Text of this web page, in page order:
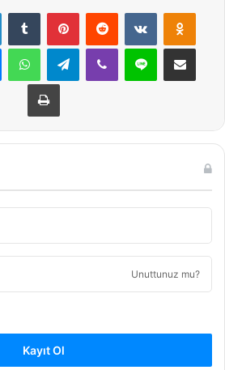
LinkedInTumblr PinterestReddit VKontakte
MessengerWhatsAppTelegramViber Line E-Posta ile
Yazdır
Unuttunuz mu?
Kayıt Ol